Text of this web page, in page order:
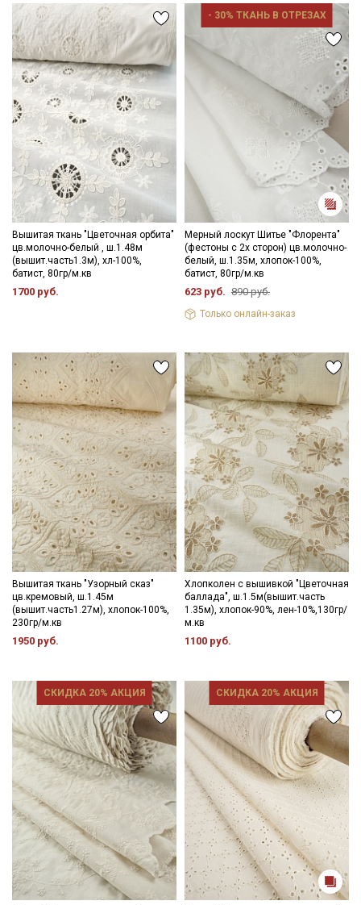
Вышитая ткань "Цветочная орбита"
цв.молочно-белый , ш.1.48м
(вышит.часть1.3м), хл-100%,
батист, 80гр/м.кв
1700 руб.
- 30% ТКАНЬ В ОТРЕЗАХ
Мерный лоскут Шитье "Флорента"
(фестоны с 2х сторон) цв.молочно-
белый, ш.1.35м, хлопок-100%,
батист, 80гр/м.кв
623 руб. 890 руб.
Только онлайн-заказ
Вышитая ткань "Узорный сказ"
цв.кремовый, ш.1.45м
(вышит.часть1.27м), хлопок-100%,
230гр/м.кв
1950 руб.
Хлопколен с вышивкой "Цветочная
баллада", ш.1.5м(вышит.часть
1.35м), хлопок-90%, лен-10%,130гр/
м.кв
1100 руб.
СКИДКА 20% АКЦИЯ СКИДКА 20% АКЦИЯ
Подписаться
Ознакомлен(а) с
Политикой обработки персональных
данныхи даюСогласие на обработку персональных
данных
ДаюСогласие на получение рекламных и
информационных рассылок